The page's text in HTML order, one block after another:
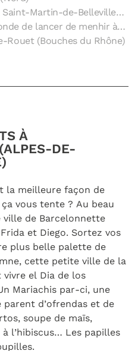
Saint-Martin-de-Belleville
de lancer de menhir à
Rouet (Bouches du Rhône)
À
DE-
la meilleure façon de
vous tente ? Au beau
ville de Barcelonnette
et Diego. Sortez vos
plus belle palette de
cette petite ville de la
vivre el Dia de los
Mariachis par-ci, une
d’ofrendas et de
soupe de maïs,
l’hibiscus… Les papilles